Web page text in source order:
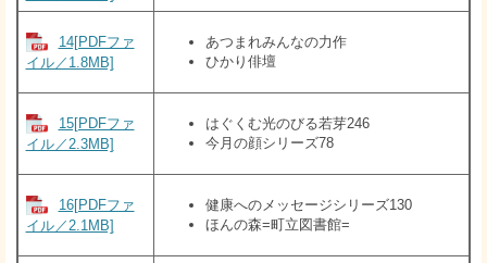
14[PDFファ
イル／1.8MB]
あつまれみんなの力作
ひかり俳壇
15[PDFファ
イル／2.3MB]
はぐくむ光のびる若芽246
今月の顔シリーズ78
16[PDFファ
イル／2.1MB]
健康へのメッセージシリーズ130
ほんの森=町立図書館=